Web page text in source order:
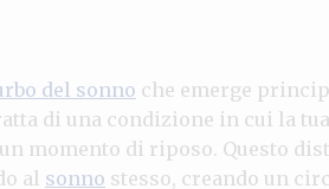
del sonno che emerge
di una condizione in cui la
momento di riposo. Questo
al sonno stesso, creando un